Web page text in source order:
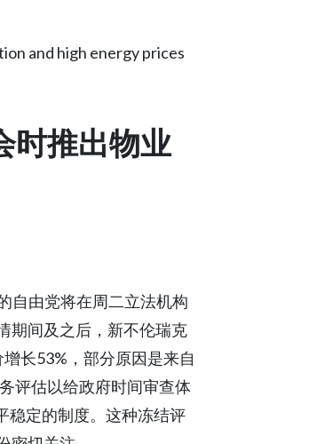
and high energy prices
时推出物业
自由党将在周二立法机构
期间及之后，新不伦瑞克
长53%，部分原因是来自
评估以给政府时间审查体
稳定的制度。这种冻结评